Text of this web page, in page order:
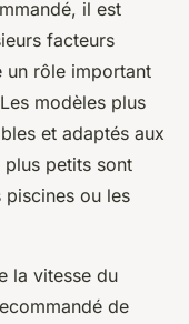
il est
facteurs
un rôle important
modèles plus
et adaptés aux
petits sont
ou les
la vitesse du
de